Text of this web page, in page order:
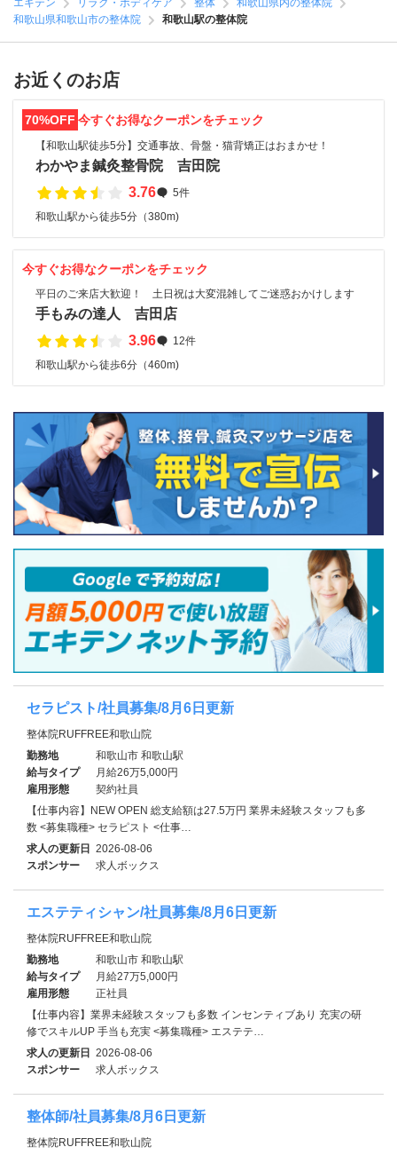
エキテン リラク・ボディケア 整体
和歌山県内の整体院
和歌山県和歌山市の整体院
和歌山駅の整体院
お近くのお店
70%OFF 今すぐお得なクーポンをチェック
【和歌山駅徒歩5分】交通事故、骨盤・猫背矯正はおまかせ！
わかやま鍼灸整骨院 吉田院
3.76
5件
和歌山駅から徒歩5分（380m)
今すぐお得なクーポンをチェック
平日のご来店大歓迎！ 土日祝は大変混雑してご迷惑おかけします
手もみの達人 吉田店
3.96
12件
和歌山駅から徒歩6分（460m)
セラピスト/社員募集/8月6日更新
整体院RUFFREE和歌山院
勤務地
和歌山市 和歌山駅
給与タイプ
月給26万5,000円
雇用形態
契約社員
【仕事内容】NEW OPEN 総支給額は27.5万円 業界未経験スタッフも多
数 <募集職種> セラピスト <仕事…
求人の更新日 2026-08-06
スポンサー
求人ボックス
エステティシャン/社員募集/8月6日更新
整体院RUFFREE和歌山院
勤務地
和歌山市 和歌山駅
給与タイプ
月給27万5,000円
雇用形態
正社員
【仕事内容】業界未経験スタッフも多数 インセンティブあり 充実の研
修でスキルUP 手当も充実 <募集職種> エステテ…
求人の更新日 2026-08-06
スポンサー
求人ボックス
整体師/社員募集/8月6日更新
整体院RUFFREE和歌山院